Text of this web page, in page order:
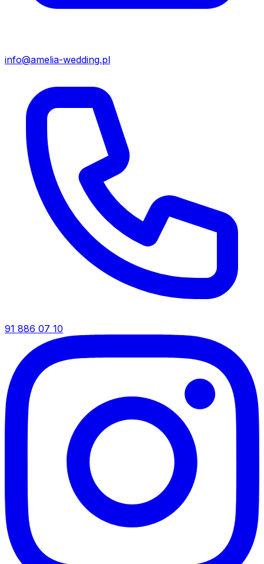
info@amelia-wedding.pl
91 886 07 10